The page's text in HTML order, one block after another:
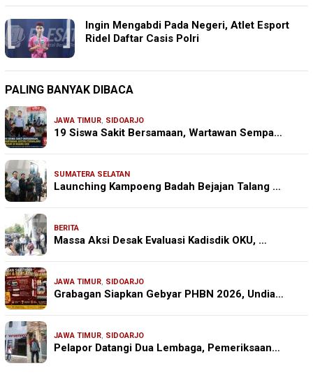
Ingin Mengabdi Pada Negeri, Atlet Esport
Ridel Daftar Casis Polri
PALING BANYAK DIBACA
JAWA TIMUR, SIDOARJO
19 Siswa Sakit Bersamaan, Wartawan Sempa…
SUMATERA SELATAN
Launching Kampoeng Badah Bejajan Talang …
BERITA
Massa Aksi Desak Evaluasi Kadisdik OKU, …
JAWA TIMUR, SIDOARJO
Grabagan Siapkan Gebyar PHBN 2026, Undia…
JAWA TIMUR, SIDOARJO
Pelapor Datangi Dua Lembaga, Pemeriksaan…